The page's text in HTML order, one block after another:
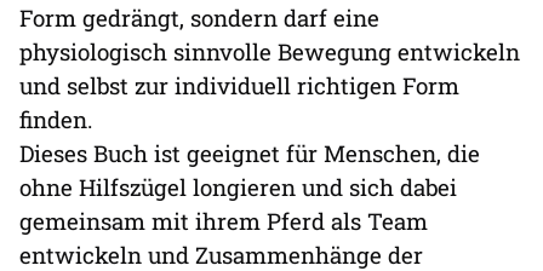
Form gedrängt, sondern darf eine
physiologisch sinnvolle Bewegung entwickeln
und selbst zur individuell richtigen Form
finden.
Dieses Buch ist geeignet für Menschen, die
ohne Hilfszügel longieren und sich dabei
gemeinsam mit ihrem Pferd als Team
entwickeln und Zusammenhänge der